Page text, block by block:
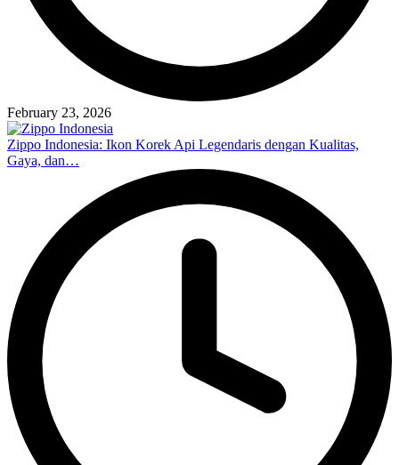
February 23, 2026
Zippo Indonesia: Ikon Korek Api Legendaris dengan Kualitas,
Gaya, dan…